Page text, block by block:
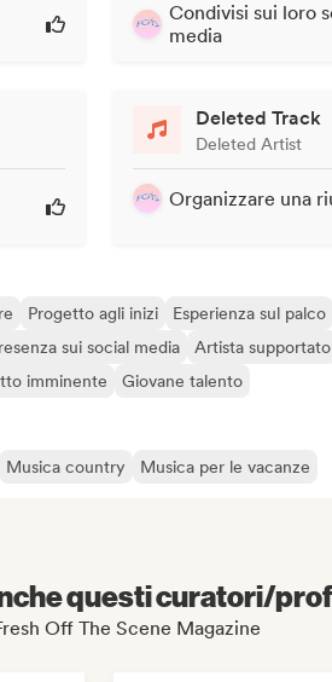
Condivisi sui loro
media
Deleted Track
Deleted Artist
Organizzare una
Progetto agli inizi
Esperienza sul palco
sui social media
Artista supportato
imminente Giovane talento
Musica country Musica per le vacanze
questi curatori/
Off The Scene Magazine